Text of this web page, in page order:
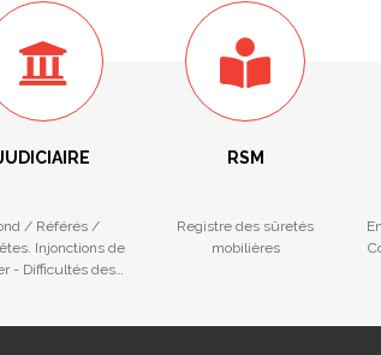
/ Référés /
Injonctions de
- Difficultés des
RSM
Registre des sûretés
mobilières